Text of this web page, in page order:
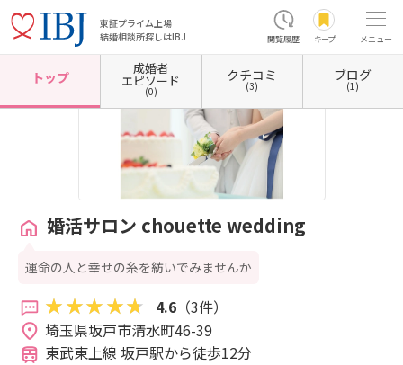
東証プライム上場
結婚相談所探しはIBJ
閲覧履歴 キープ メニュー
ホーム 埼玉県の結婚相談所 埼玉県坂戸市 婚活サロン chouette wedding
トップ
成婚者
エピソード
(0)
クチコミ
(3)
ブログ
(1)
婚活サロン chouette wedding
運命の人と幸せの糸を紡いでみませんか
4.6（3件）
東武東上線 坂戸駅から徒歩12分